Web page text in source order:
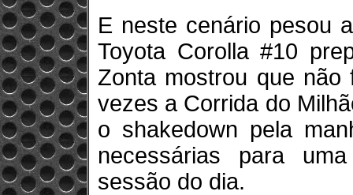
E neste cenário pesou
Toyota Corolla #10
Zonta mostrou que
vezes a Corrida do
o shakedown pela
necessárias para
sessão do dia.